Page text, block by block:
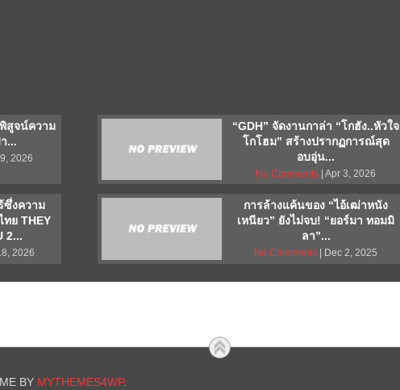
สูจน์ความ
...
2026
“GDH” จัดงานกาล่า “โกฮัง..หัวใจ
โกโฮม” สร้างปรากฏการณ์สุด
อบอุ่น...
No Comments | Apr 3, 2026
ซึ่งความ
ทย THEY
2...
2026
การล้างแค้นของ “ไอ้เฒ่าหนัง
เหนียว” ยังไม่จบ! “ยอร์มา ทอมมิ
ลา”...
No Comments | Dec 2, 2025
BY MYTHEMES4WP.